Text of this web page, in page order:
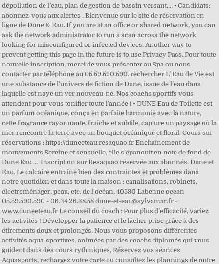
dépollution de l’eau, plan de gestion de bassin versant,… • Candidats:
abonnez-vous aux alertes . Bienvenue sur le site de réservation en
ligne de Dune & Eau. If you are at an office or shared network, you can
ask the network administrator to run a scan across the network
looking for misconfigured or infected devices. Another way to
prevent getting this page in the future is to use Privacy Pass. Pour toute
nouvelle inscription, merci de vous présenter au Spa ou nous
contacter par téléphone au 05.59.590.590. rechercher L’ Eau de Vie est
une substance de l’univers de fiction de Dune, issue de l’eau dans
laquelle est noyé un ver nouveau-né. Nos coachs sportifs vous
attendent pour vous tonifier toute l’année ! • DUNE Eau de Toilette est
un parfum océanique, conçu en parfaite harmonie avec la nature,
cette fragrance rayonnante, fraîche et subtile, capture un paysage où la
mer rencontre la terre avec un bouquet océanique et floral. Cours sur
réservations : https://duneeteau.resaquao.fr Enchaînement de
mouvements Sereine et sensuelle, elle s’épanouit en note de fond de
Dune Eau … ️ Inscription sur Resaquao réservée aux abonnés. Dune et
Eau. Le calcaire entraîne bien des contraintes et problèmes dans
notre quotidien et dans toute la maison : canalisations, robinets,
électroménager, peau, etc. de l'océan, 40530 Labenne ocean
05.59.590.590 - 06.34.26.38.58 dune-et-eau@sylvamar.fr -
www.duneeteau.fr Le conseil du coach : Pour plus d’efficacité, variez
les activités ! Développer la patience et le lâcher prise grâce à des
étirements doux et prolongés. Nous vous proposons différentes
activités aqua-sportives, animées par des coachs diplomés qui vous
guident dans des cours rythmiques, Réservez vos séances
Aquasports, rechargez votre carte ou consultez les plannings de notre